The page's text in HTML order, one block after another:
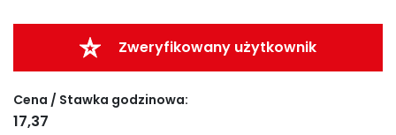
Zweryfikowany użytkownik
Cena / Stawka godzinowa:
17,37